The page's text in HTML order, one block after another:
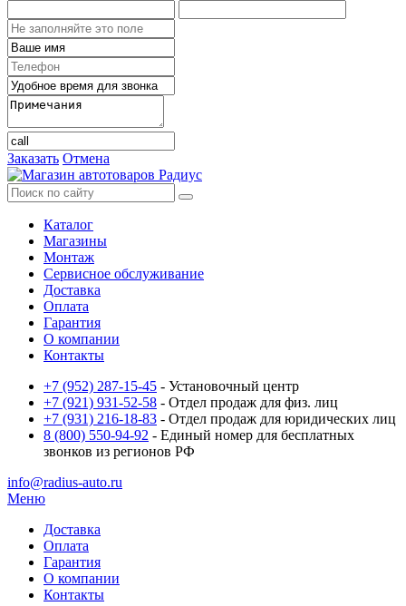
Заказать Отмена
Каталог
Магазины
Монтаж
Сервисное обслуживание
Доставка
Оплата
Гарантия
О компании
Контакты
+7 (952) 287-15-45 - Установочный центр
+7 (921) 931-52-58 - Отдел продаж для физ. лиц
+7 (931) 216-18-83 - Отдел продаж для юридических лиц
8 (800) 550-94-92 - Единый номер для бесплатных
звонков из регионов РФ
info@radius-auto.ru
Меню
Доставка
Оплата
Гарантия
О компании
Контакты